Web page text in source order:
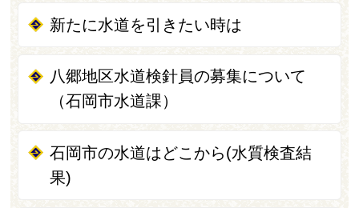
新たに水道を引きたい時は
八郷地区水道検針員の募集について
（石岡市水道課）
石岡市の水道はどこから(水質検査結
果)